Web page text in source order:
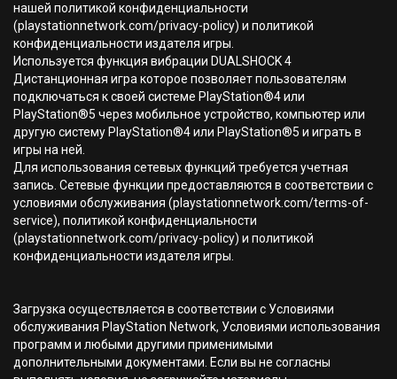
нашей политикой конфиденциальности
(playstationnetwork.com/privacy-policy) и политикой
конфиденциальности издателя игры.
Используется функция вибрации DUALSHOCK 4
Дистанционная игра которое позволяет пользователям
подключаться к своей системе PlayStation®4 или
PlayStation®5 через мобильное устройство, компьютер или
другую систему PlayStation®4 или PlayStation®5 и играть в
игры на ней.
Для использования сетевых функций требуется учетная
запись. Сетевые функции предоставляются в соответствии с
условиями обслуживания (playstationnetwork.com/terms-of-
service), политикой конфиденциальности
(playstationnetwork.com/privacy-policy) и политикой
конфиденциальности издателя игры.
Загрузка осуществляется в соответствии с Условиями
обслуживания PlayStation Network, Условиями использования
программ и любыми другими применимыми
дополнительными документами. Если вы не согласны